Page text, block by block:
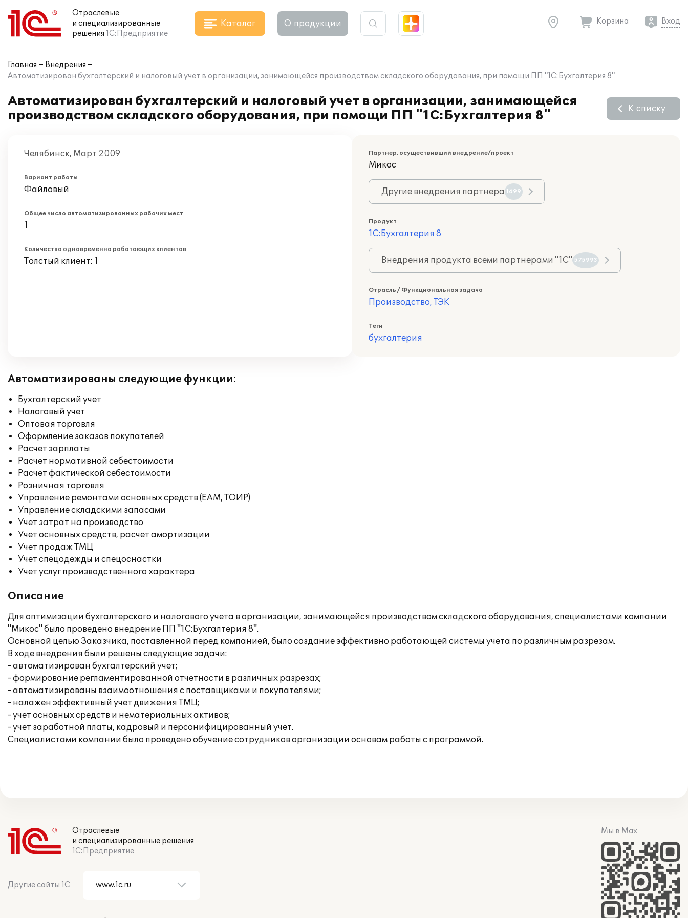
Отраслевые
и специализированные
решения 1С:Предприятие
Каталог О продукции Корзина Вход
Главная
Внедрения
Автоматизирован бухгалтерский и налоговый учет в организации, занимающейся производством складского оборудования, при помощи ПП "1С:Бухгалтерия 8"
Автоматизирован бухгалтерский и налоговый учет в организации, занимающейся
производством складского оборудования, при помощи ПП "1С:Бухгалтерия 8"
К списку
Челябинск, Март 2009
Вариант работы
Файловый
Общее число автоматизированных рабочих мест
1
Количество одновременно работающих клиентов
Толстый клиент: 1
Партнер, осуществивший внедрение/проект
Микос
Другие внедрения партнера 1699
Продукт
1С:Бухгалтерия 8
Внедрения продукта всеми партнерами "1С" 575993
Отрасль / Функциональная задача
Производство, ТЭК
Теги
бухгалтерия
Автоматизированы следующие функции:
Бухгалтерский учет
Налоговый учет
Оптовая торговля
Оформление заказов покупателей
Расчет зарплаты
Расчет нормативной себестоимости
Расчет фактической себестоимости
Розничная торговля
Управление ремонтами основных средств (EAM, ТОИР)
Управление складскими запасами
Учет затрат на производство
Учет основных средств, расчет амортизации
Учет продаж ТМЦ
Учет спецодежды и спецоснастки
Учет услуг производственного характера
Описание
Для оптимизации бухгалтерского и налогового учета в организации, занимающейся производством складского оборудования, специалистами компании
"Микос" было проведено внедрение ПП "1С:Бухгалтерия 8".
Основной целью Заказчика, поставленной перед компанией, было создание эффективно работающей системы учета по различным разрезам.
В ходе внедрения были решены следующие задачи:
- автоматизирован бухгалтерский учет;
- формирование регламентированной отчетности в различных разрезах;
- автоматизированы взаимоотношения с поставщиками и покупателями;
- налажен эффективный учет движения ТМЦ;
- учет основных средств и нематериальных активов;
- учет заработной платы, кадровый и персонифицированный учет.
Специалистами компании было проведено обучение сотрудников организации основам работы с программой.
Отраслевые
и специализированные решения
1С:Предприятие
Другие сайты 1С
Мы в Max